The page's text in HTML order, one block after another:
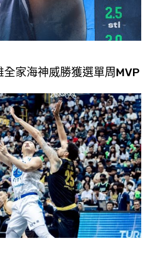
家海神威勝獲選單周MVP